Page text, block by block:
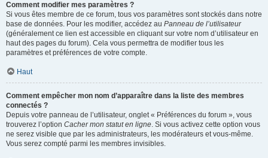
Comment modifier mes paramètres ?
Si vous êtes membre de ce forum, tous vos paramètres sont stockés dans notre
base de données. Pour les modifier, accédez au Panneau de l’utilisateur
(généralement ce lien est accessible en cliquant sur votre nom d’utilisateur en
haut des pages du forum). Cela vous permettra de modifier tous les
paramètres et préférences de votre compte.
Haut
Comment empêcher mon nom d’apparaître dans la liste des membres
connectés ?
Depuis votre panneau de l’utilisateur, onglet « Préférences du forum », vous
trouverez l’option Cacher mon statut en ligne. Si vous activez cette option vous
ne serez visible que par les administrateurs, les modérateurs et vous-même.
Vous serez compté parmi les membres invisibles.